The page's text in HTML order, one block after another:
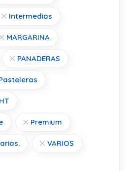
Intermedias
MARGARINA
PANADERAS
Premium
VARIOS